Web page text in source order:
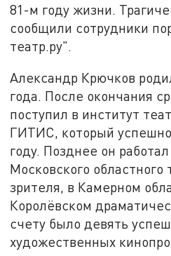
81-м году жизни.
сообщили сотрудники
театр.ру".
Александр Крючков
года. После окончания
поступил в институт
ГИТИС, который успешно
году. Позднее он
Московского областного
зрителя, в Камерном
Королёвском
счету было девять
художественных